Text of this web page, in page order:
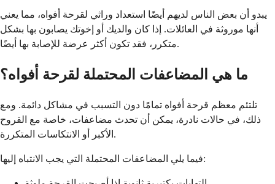
يبدو أن بعض الناس لديهم أيضًا استعداد وراثي لقرحة أفواه، مما يعني
أنها موروثة في العائلات. إذا كان والديك أو إخوتك يصابون بها بشكل
متكرر، فقد تكون أكثر عرضة للإصابة بها أيضًا.
ما هي المضاعفات المحتملة لقرحة أفواه؟
تلتئم معظم قرحة أفواه تمامًا دون التسبب في مشاكل دائمة. ومع
ذلك، في حالات نادرة، يمكن أن تحدث مضاعفات، خاصة مع القروح
الأكبر أو الانتكاسات المتكررة.
فيما يلي المضاعفات المحتملة التي يجب الانتباه إليها: